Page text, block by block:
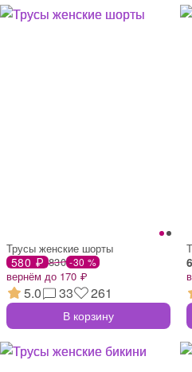
Трусы женские шорты
580 ₽ 830 -30 %
вернём до 170 ₽
5.0 33 261
В корзину